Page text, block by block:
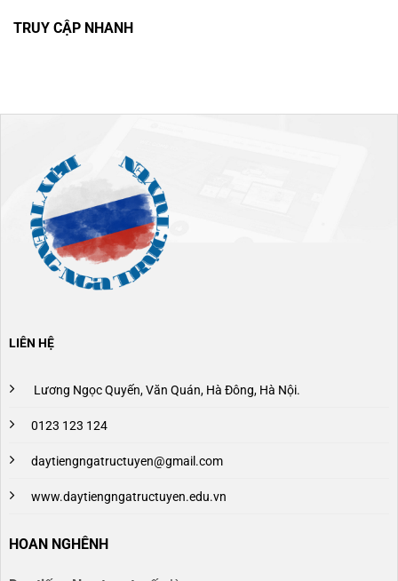
TRUY CẬP NHANH
LIÊN HỆ
Lương Ngọc Quyến, Văn Quán, Hà Đông, Hà Nội.
0123 123 124
daytiengngatructuyen@gmail.com
www.daytiengngatructuyen.edu.vn
HOAN NGHÊNH